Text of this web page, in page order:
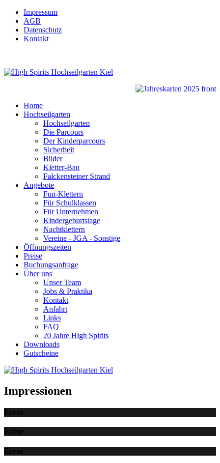
Impressum
AGB
Datenschutz
Kontakt
Home
Hochseilgarten
Hochseilgarten
Die Parcours
Der Kinderparcours
Sicherheit
Bilder
Kletter-Bau
Falckensteiner Strand
Angebote
Fun-Klettern
Für Schulklassen
Für Unternehmen
Kindergeburtstage
Nachtklettern
Vereine - JGA - Sonstige
Öffnungszeiten
Preise
Buchungsanfrage
Über uns
Unser Team
Jobs & Praktika
Kontakt
Anfahrt
Links
FAQ
20 Jahre High Spirits
Downloads
Gutscheine
Impressionen
Error
Error
Error